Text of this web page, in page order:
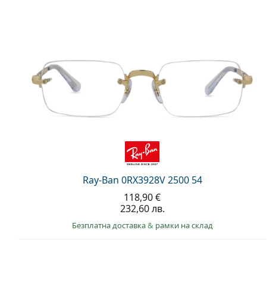
Ray-Ban 0RX3928V 2500 54
118,90 €
232,60 лв.
Безплатна доставка& рамки на склад